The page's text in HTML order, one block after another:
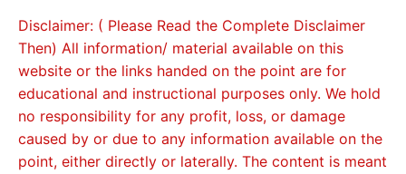
Disclaimer: ( Please Read the Complete Disclaimer
Then) All information/ material available on this
website or the links handed on the point are for
educational and instructional purposes only. We hold
no responsibility for any profit, loss, or damage
caused by or due to any information available on the
point, either directly or laterally. The content is meant